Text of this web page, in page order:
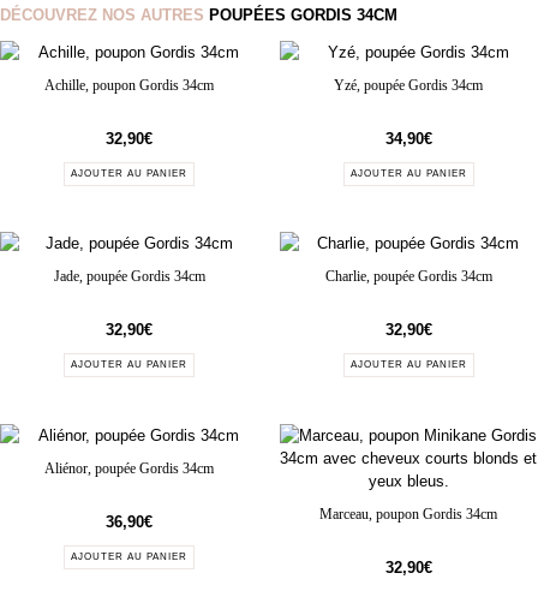
DÉCOUVREZ NOS AUTRES POUPÉES GORDIS 34CM
Achille, poupon Gordis 34cm
32,90€
AJOUTER AU PANIER
Yzé, poupée Gordis 34cm
34,90€
AJOUTER AU PANIER
Jade, poupée Gordis 34cm
32,90€
AJOUTER AU PANIER
Charlie, poupée Gordis 34cm
32,90€
AJOUTER AU PANIER
Aliénor, poupée Gordis 34cm
36,90€
AJOUTER AU PANIER
Marceau, poupon Gordis 34cm
32,90€